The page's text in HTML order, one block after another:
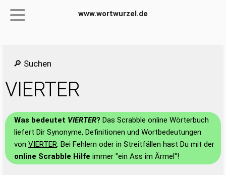
www.wortwurzel.de
🔎 Suchen
VIERTER
Was bedeutet VIERTER? Das Scrabble online Wörterbuch
liefert Dir Synonyme, Definitionen und Wortbedeutungen
von VIERTER. Bei Fehlern oder in Streitfällen hast Du mit der
online Scrabble Hilfe immer "ein Ass im Ärmel"!